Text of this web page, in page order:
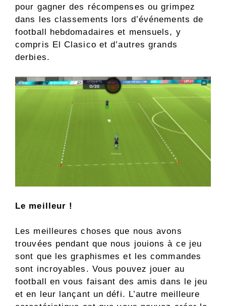
pour gagner des récompenses ou grimpez
dans les classements lors d’événements de
football hebdomadaires et mensuels, y
compris El Clasico et d’autres grands
derbies.
Le meilleur !
Les meilleures choses que nous avons
trouvées pendant que nous jouions à ce jeu
sont que les graphismes et les commandes
sont incroyables. Vous pouvez jouer au
football en vous faisant des amis dans le jeu
et en leur lançant un défi. L’autre meilleure